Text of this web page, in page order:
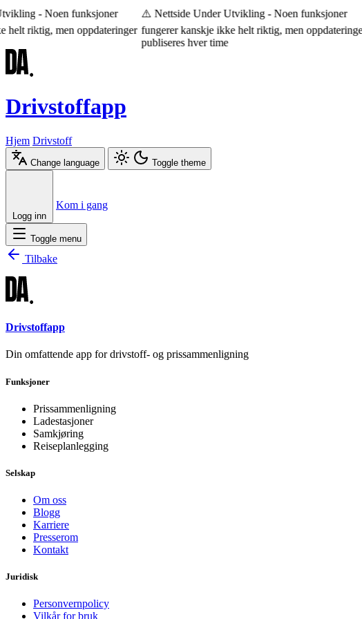
- Noen funksjoner
riktig, men oppdateringer
⚠️ Nettside Under Utvikling - Noen funksjoner
fungerer kanskje ikke helt riktig, men oppdateringer
publiseres hver time
Drivstoffapp
Hjem Drivstoff
Change language Toggle theme
Logg inn
Kom i gang
Toggle menu
Tilbake
Drivstoffapp
Din omfattende app for drivstoff- og prissammenligning
Funksjoner
Prissammenligning
Ladestasjoner
Samkjøring
Reiseplanlegging
Selskap
Om oss
Blogg
Karriere
Presserom
Kontakt
Juridisk
Personvernpolicy
Vilkår for bruk